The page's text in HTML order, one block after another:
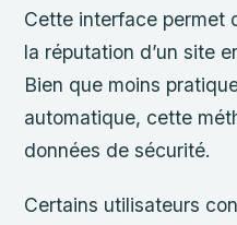
Cette interface permet
la réputation d’un site
Bien que moins
automatique, cette
données de sécurité.
Certains utilisateurs